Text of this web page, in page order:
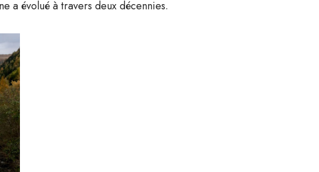
a évolué à travers deux décennies.